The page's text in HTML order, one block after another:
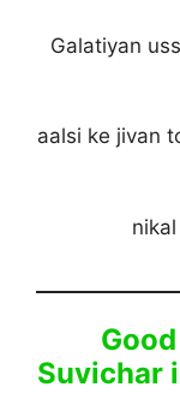
Galatiyan
aalsi ke jivan
Suvichar